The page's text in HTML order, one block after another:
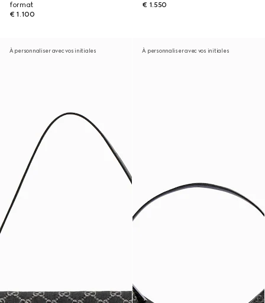
format
€ 1.100
€ 1.550
À personnaliser avec vos initiales À personnaliser avec vos initiales